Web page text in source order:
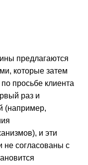
предлагаются
которые затем
просьбе клиента
раз и
(например,
и эти
не согласованы с